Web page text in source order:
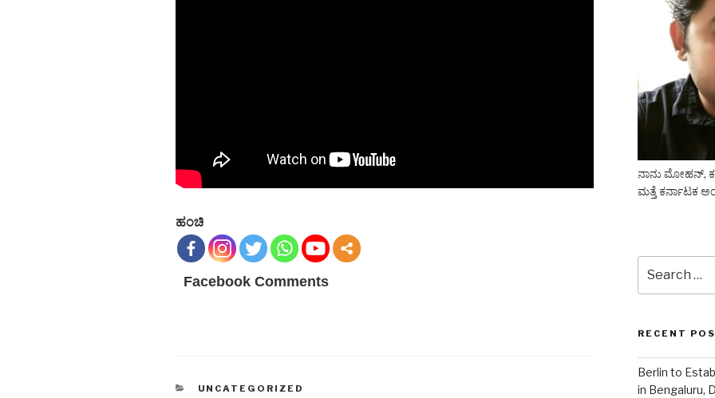
ಹಂಚಿ
Facebook Comments
CATEGORIES
UNCATEGORIZED
ನಾನು ಮೋಹನ್,
ಮತ್ತೆ ಕರ್ನಾಟಕ
for:
RECENT
Berlin to
in Bengaluru,